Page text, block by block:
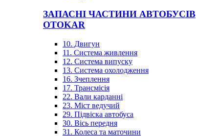
ЗАПАСНІ ЧАСТИНИ АВТОБУСІВ
OTOKAR
10. Двигун
11. Система живлення
12. Система випуску
13. Система охолодження
16. Зчеплення
17. Трансмісія
22. Вали карданні
23. Міст ведучий
29. Підвіска автобуса
30. Вісь передня
31. Колеса та маточини